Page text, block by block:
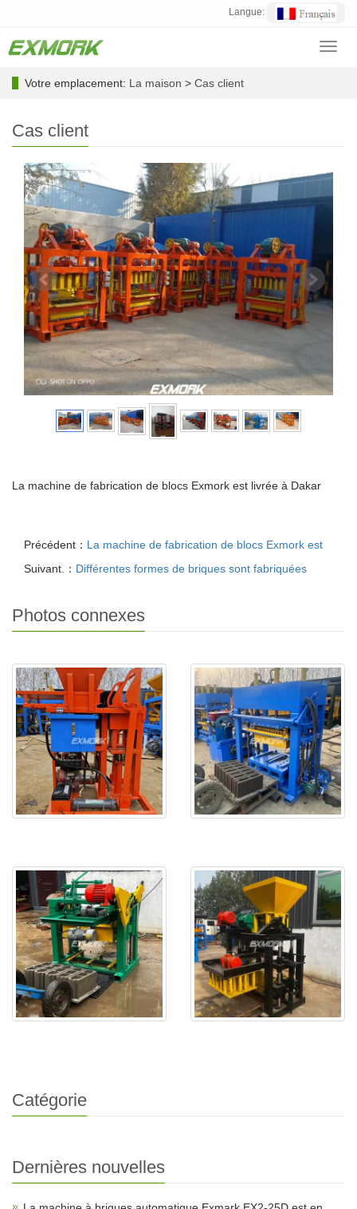
Langue:
Votre emplacement: La maison > Cas client
Cas client
La machine de fabrication de blocs Exmork est livrée à Dakar
Précédent： La machine de fabrication de blocs Exmork est
Suivant.： Différentes formes de briques sont fabriquées
Photos connexes
Catégorie
Dernières nouvelles